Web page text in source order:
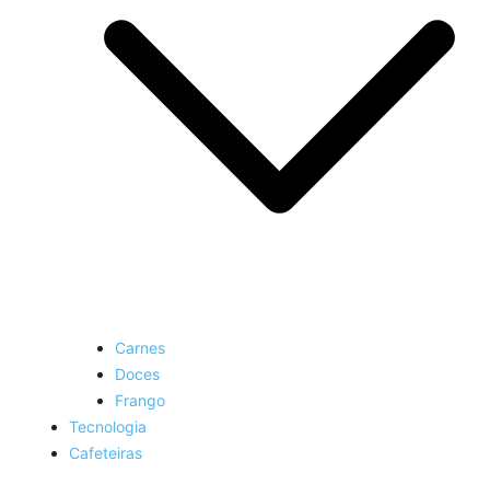
Carnes
Doces
Frango
Tecnologia
Cafeteiras